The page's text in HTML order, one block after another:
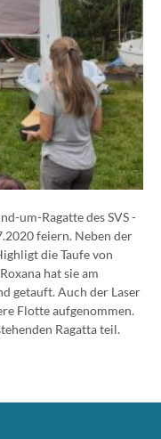
um-Ragatte des SVS -
feiern. Neben der
die Taufe von
hat sie am
getauft. Auch der Laser
Flotte aufgenommen.
Ragatta teil.